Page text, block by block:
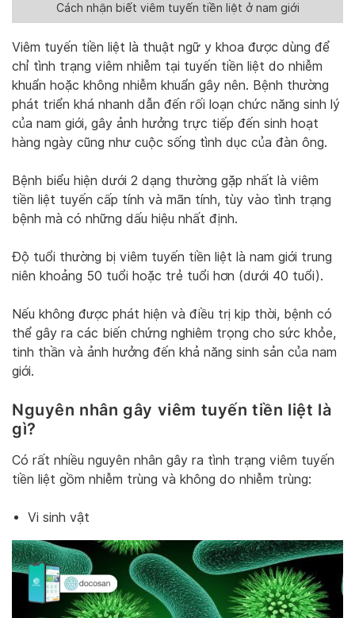
Cách nhận biết viêm tuyến tiền liệt ở nam giới
Viêm tuyến tiền liệt là thuật ngữ y khoa được dùng để
chỉ tình trạng viêm nhiễm tại tuyến tiền liệt do nhiễm
khuẩn hoặc không nhiễm khuẩn gây nên. Bệnh thường
phát triển khá nhanh dẫn đến rối loạn chức năng sinh lý
của nam giới, gây ảnh hưởng trực tiếp đến sinh hoạt
hàng ngày cũng như cuộc sống tình dục của đàn ông.
Bệnh biểu hiện dưới 2 dạng thường gặp nhất là viêm
tiền liệt tuyến cấp tính và mãn tính, tùy vào tình trạng
bệnh mà có những dấu hiệu nhất định.
Độ tuổi thường bị viêm tuyến tiền liệt là nam giới trung
niên khoảng 50 tuổi hoặc trẻ tuổi hơn (dưới 40 tuổi).
Nếu không được phát hiện và điều trị kịp thời, bệnh có
thể gây ra các biến chứng nghiêm trọng cho sức khỏe,
tinh thần và ảnh hưởng đến khả năng sinh sản của nam
giới.
Nguyên nhân gây viêm tuyến tiền liệt là
gì?
Có rất nhiều nguyên nhân gây ra tình trạng viêm tuyến
tiền liệt gồm nhiễm trùng và không do nhiễm trùng:
Vi sinh vật